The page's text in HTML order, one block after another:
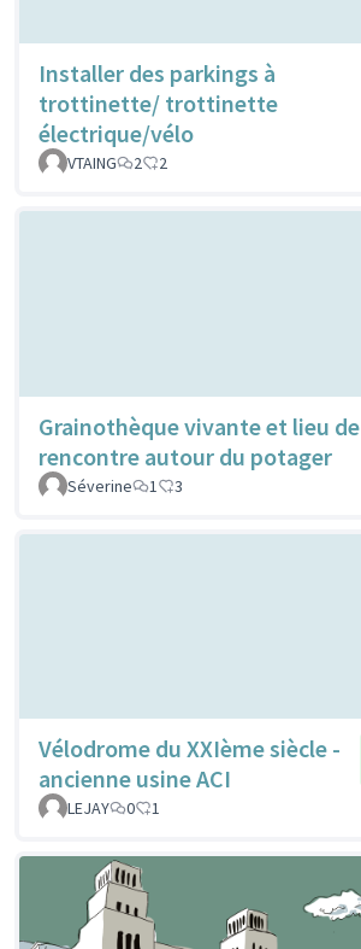
Installer des parkings à
trottinette/ trottinette
électrique/vélo
VTAING 2 2
Grainothèque vivante et lieu de
rencontre autour du potager
Séverine
1 3
Vélodrome du XXIème siècle -
ancienne usine ACI
LEJAY
0 1